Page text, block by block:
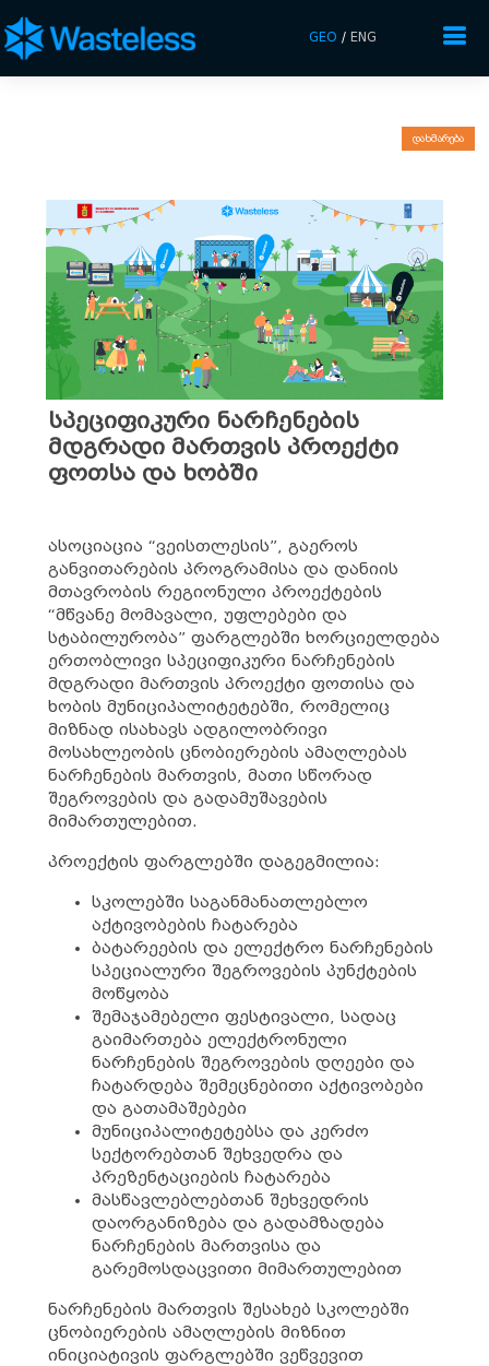
GEO /ENG
დახმარება
სპეციფიკური ნარჩენების
მდგრადი მართვის პროექტი
ფოთსა და ხობში
ასოციაცია “ვეისთლესის”, გაეროს
განვითარების პროგრამისა და დანიის
მთავრობის რეგიონული პროექტების
“მწვანე მომავალი, უფლებები და
სტაბილურობა” ფარგლებში ხორციელდება
ერთობლივი სპეციფიკური ნარჩენების
მდგრადი მართვის პროექტი ფოთისა და
ხობის მუნიციპალიტეტებში, რომელიც
მიზნად ისახავს ადგილობრივი
მოსახლეობის ცნობიერების ამაღლებას
ნარჩენების მართვის, მათი სწორად
შეგროვების და გადამუშავების
მიმართულებით.
პროექტის ფარგლებში დაგეგმილია:
სკოლებში საგანმანათლებლო
აქტივობების ჩატარება
ბატარეების და ელექტრო ნარჩენების
სპეციალური შეგროვების პუნქტების
მოწყობა
შემაჯამებელი ფესტივალი, სადაც
გაიმართება ელექტრონული
ნარჩენების შეგროვების დღეები და
ჩატარდება შემეცნებითი აქტივობები
და გათამაშებები
მუნიციპალიტეტებსა და კერძო
სექტორებთან შეხვედრა და
პრეზენტაციების ჩატარება
მასწავლებლებთან შეხვედრის
დაორგანიზება და გადამზადება
ნარჩენების მართვისა და
გარემოსდაცვითი მიმართულებით
ნარჩენების მართვის შესახებ სკოლებში
ცნობიერების ამაღლების მიზნით
ინიციატივის ფარგლებში ვეწვევით